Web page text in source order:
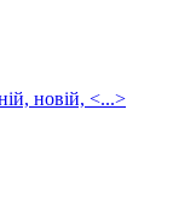
новій, <...>